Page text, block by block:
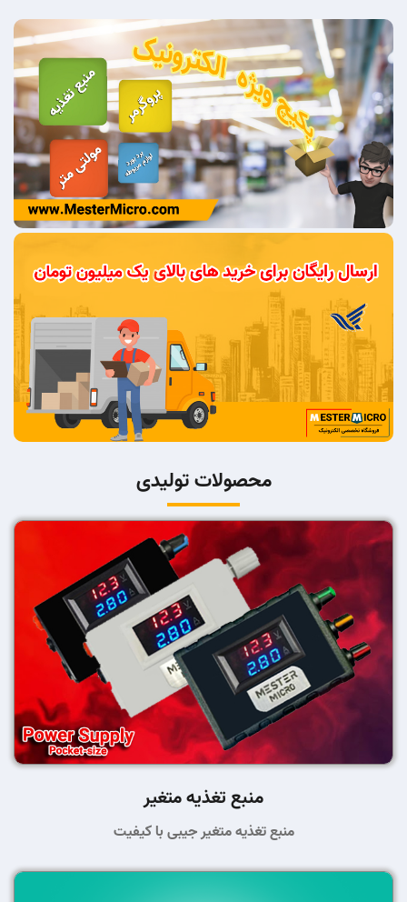
محصولات تولیدی
منبع تغذیه متغیر
منبع تغذیه متغیر جیبی با کیفیت